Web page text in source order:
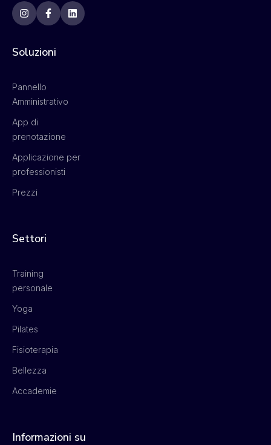
Soluzioni
Pannello
Amministrativo
App di
prenotazione
Applicazione per
professionisti
Prezzi
Settori
Training
personale
Yoga
Pilates
Fisioterapia
Bellezza
Accademie
Informazioni su